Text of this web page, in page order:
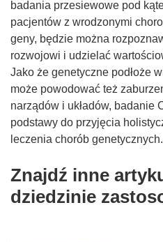
badania przesiewowe pod
pacjentów z wrodzonymi
geny, będzie można
rozwojowi i udzielać
Jako że genetyczne podłoże
może powodować też
narządów i układów, badanie
podstawy do przyjęcia
leczenia chorób genetycznych.
Znajdź inne
dziedzinie